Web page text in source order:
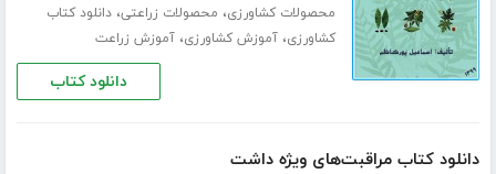
محصولات کشاورزی، محصولات زراعتی،دانلود کتاب
کشاورزی،آموزش کشاورزی،آموزش زراعت
دانلود کتاب
دانلود کتاب مراقبت‌های ویژه داشت